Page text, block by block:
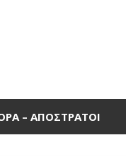
– ΑΠΌΣΤΡΑΤΟΙ